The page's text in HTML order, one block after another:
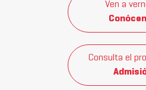
Ven a
Consulta el